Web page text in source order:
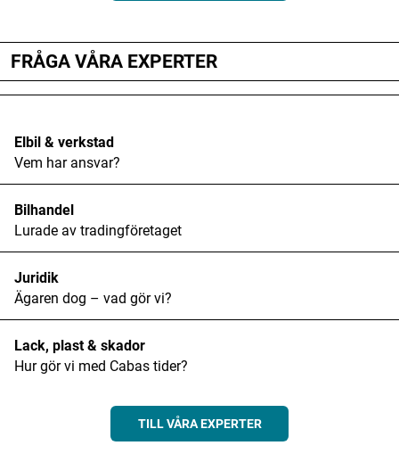
FRÅGA VÅRA EXPERTER
Elbil & verkstad
Vem har ansvar?
Bilhandel
Lurade av tradingföretaget
Juridik
Ägaren dog – vad gör vi?
Lack, plast & skador
Hur gör vi med Cabas tider?
TILL VÅRA EXPERTER